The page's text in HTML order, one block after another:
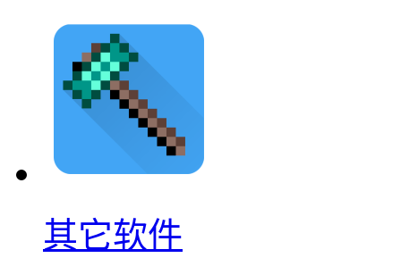
其它软件